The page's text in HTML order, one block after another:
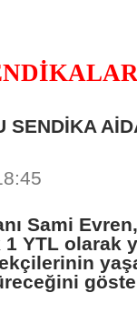
Sami
YTL olarak